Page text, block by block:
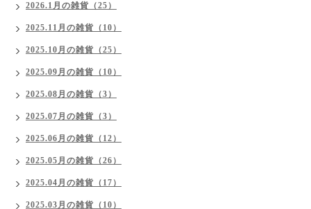
2026.1月の雑貨（25）
2025.11月の雑貨（10）
2025.10月の雑貨（25）
2025.09月の雑貨（10）
2025.08月の雑貨（3）
2025.07月の雑貨（3）
2025.06月の雑貨（12）
2025.05月の雑貨（26）
2025.04月の雑貨（17）
2025.03月の雑貨（10）